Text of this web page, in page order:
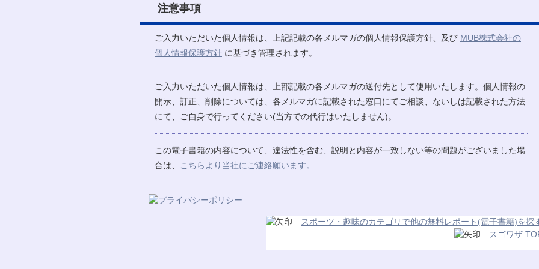
注意事項
ご入力いただいた個人情報は、上記記載の各メルマガの個人情報保護方針、及び MUB株式会社の
個人情報保護方針 に基づき管理されます。
ご入力いただいた個人情報は、上部記載の各メルマガの送付先として使用いたします。個人情報の
開示、訂正、削除については、各メルマガに記載された窓口にてご相談、ないしは記載された方法
にて、ご自身で行ってください(当方での代行はいたしません)。
この電子書籍の内容について、違法性を含む、説明と内容が一致しない等の問題がございました場
合は、
こちらより当社にご連絡願います。
スポーツ・趣味のカテゴリで他の無料レポート(電子書籍)を探
スゴワザ